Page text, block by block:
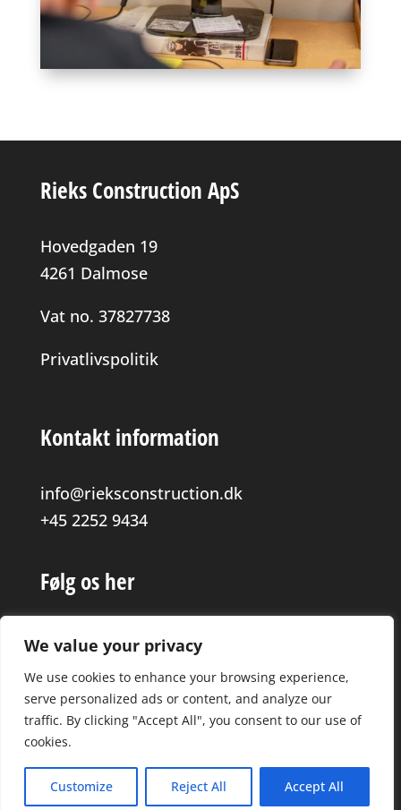
We value your privacy
We use cookies to enhance your browsing experience,
serve personalized ads or content, and analyze our
traffic. By clicking "Accept All", you consent to our use of
cookies.
Customize Reject All Accept All
Rieks Construction ApS
Hovedgaden 19
4261 Dalmose
Vat no. 37827738
Privatlivspolitik
Kontakt information
info@rieksconstruction.dk
+45 2252 9434
Følg os her
  
Rieks Construction er udviklet & hosted af #dominoevers